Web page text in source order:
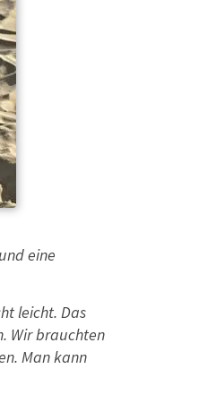
eine
leicht. Das
Wir brauchten
Man kann